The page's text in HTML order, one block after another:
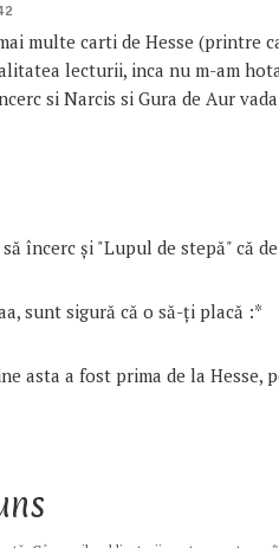
multe carti de Hesse (printre
lecturii, inca nu m-am
si Narcis si Gura de Aur
încerc și "Lupul de stepă" că
sunt sigură că o să-ți placă :*
asta a fost prima de la Hesse,